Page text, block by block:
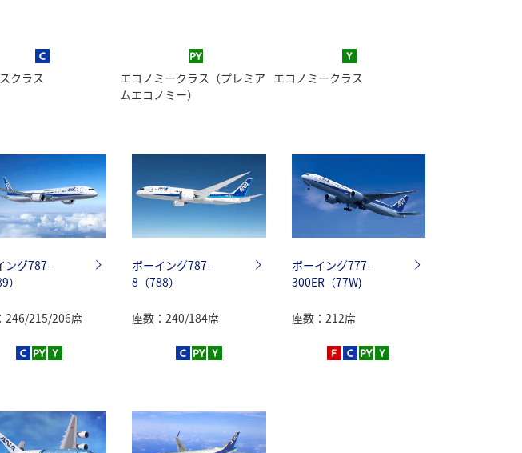
クラス
エコノミークラス（プレミア
ムエコノミー）
エコノミークラス
ング787-
）
246/215/206席
ボーイング787-
8（788）
座数：240/184席
ボーイング777-
300ER（77W)
座数：212席